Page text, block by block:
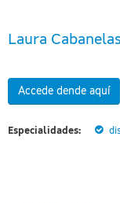
Laura
Accede dende aquí
Especialidades: